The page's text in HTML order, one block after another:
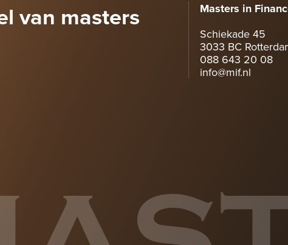
van masters Masters in
Schiekade 45
3033 BC
088 643 20 08
info@mif.nl